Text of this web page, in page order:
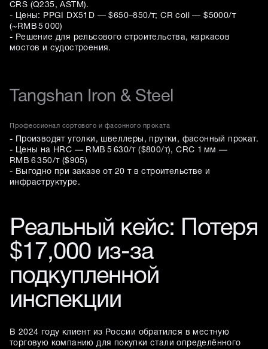
CRS (Q235, ASTM).
- Цены: PPGI DX51D — $650–850/т; CR coil — $5000/т
(~RMB 5 000)
- Решение для рельсового строительства, каркасов
мостов и судостроения.
Tangshan Iron & Steel
Профессионал сортового и фасонного проката
- Производят уголки, швеллеры, прутки, фасонный прокат.
- Цены на HRC — RMB 5 630/т ($800/т), CRC 1 мм —
RMB 6 350/т ($905)
- Выгодно при заказе от 20 т в строительстве и
инфраструктуре.
Реальный кейс: Потеря
$17,000 из-за
подкупленной
инспекции
В 2024 году клиент из России обратился в местную
торговую компанию для покупки стали определённого